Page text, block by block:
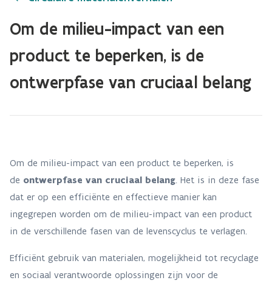
Om de milieu-impact van een
product te beperken, is de
ontwerpfase van cruciaal belang
Om de milieu-impact van een product te beperken, is
de ontwerpfase van cruciaal belang. Het is in deze fase
dat er op een efficiënte en effectieve manier kan
ingegrepen worden om de milieu-impact van een product
in de verschillende fasen van de levenscyclus te verlagen.
Efficiënt gebruik van materialen, mogelijkheid tot recyclage
en sociaal verantwoorde oplossingen zijn voor de